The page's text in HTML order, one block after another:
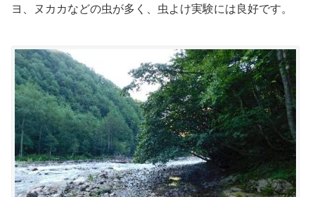
ヨ、ヌカカなどの虫が多く、虫よけ実験には良好です。